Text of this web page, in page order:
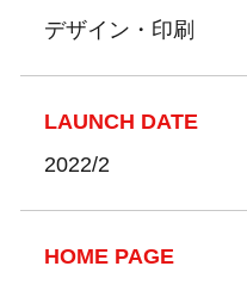
デザイン・印刷
LAUNCH DATE
2022/2
HOME PAGE